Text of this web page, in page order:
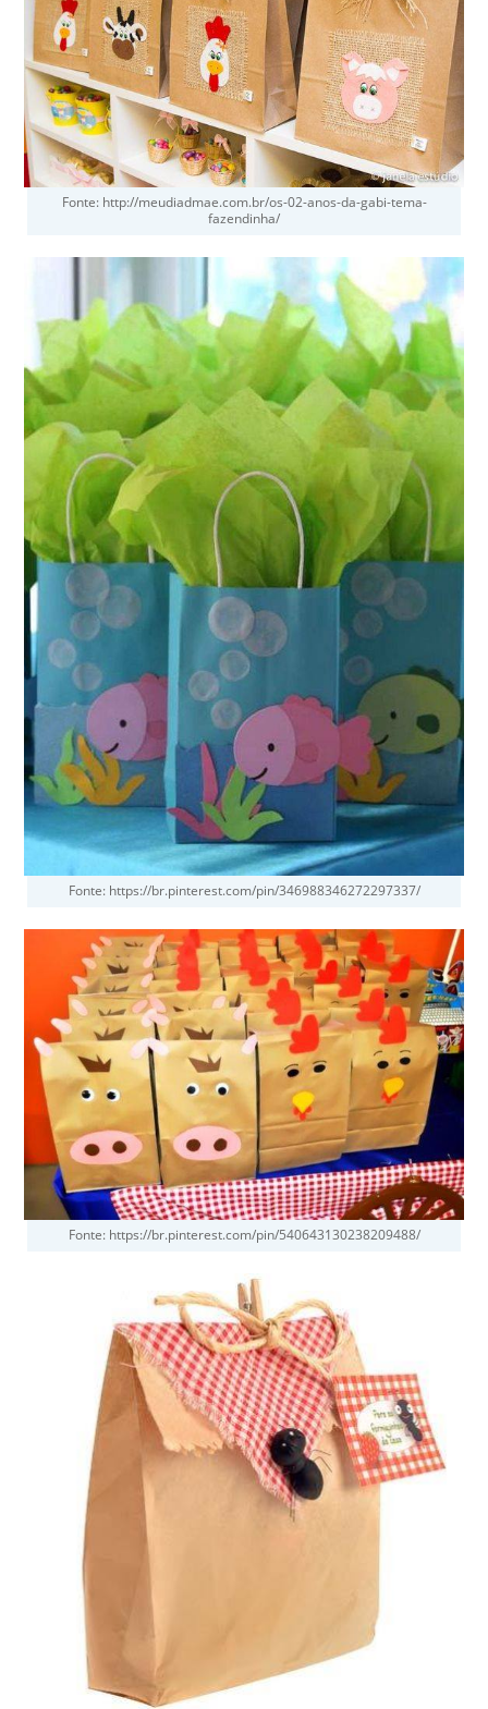
Fonte: http://meudiadmae.com.br/os-02-anos-da-gabi-tema-
fazendinha/
Fonte: https://br.pinterest.com/pin/346988346272297337/
Fonte: https://br.pinterest.com/pin/540643130238209488/